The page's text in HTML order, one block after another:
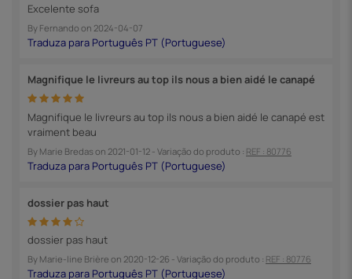
Excelente sofa
By Fernando on 2024-04-07
Magnifique le livreurs au top ils nous a bien aidé le canapé
Magnifique le livreurs au top ils nous a bien aidé le canapé est
vraiment beau
By Marie Bredason 2021-01-12 - Variação do produto : REF : 80776
dossier pas haut
dossier pas haut
By Marie-line Brière on 2020-12-26 - Variação do produto : REF : 80776